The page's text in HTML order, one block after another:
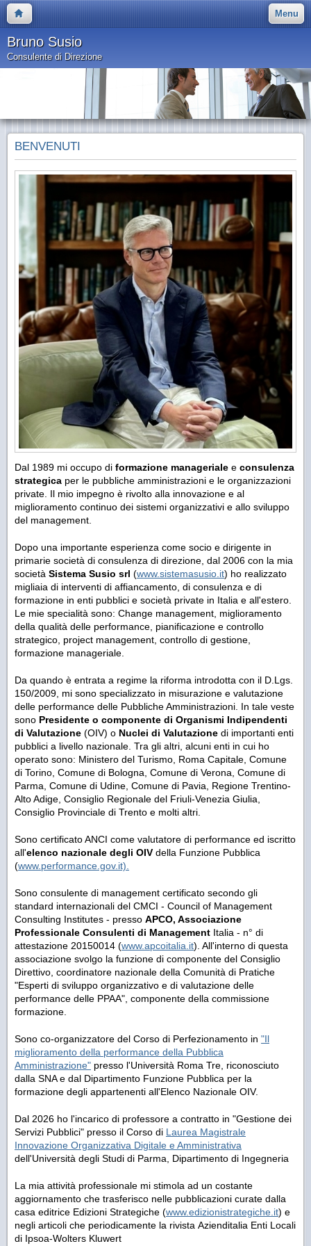
Menu
Bruno Susio
Consulente di Direzione
BENVENUTI
Dal 1989 mi occupo di formazione manageriale e consulenza
strategica per le pubbliche amministrazioni e le organizzazioni
private. Il mio impegno è rivolto alla innovazione e al
miglioramento continuo dei sistemi organizzativi e allo sviluppo
del management.
Dopo una importante esperienza come socio e dirigente in
primarie società di consulenza di direzione, dal 2006 con la mia
società Sistema Susio srl (www.sistemasusio.it) ho realizzato
migliaia di interventi di affiancamento, di consulenza e di
formazione in enti pubblici e società private in Italia e all'estero.
Le mie specialità sono: Change management, miglioramento
della qualità delle performance, pianificazione e controllo
strategico, project management, controllo di gestione,
formazione manageriale.
Da quando è entrata a regime la riforma introdotta con il D.Lgs.
150/2009, mi sono specializzato in misurazione e valutazione
delle performance delle Pubbliche Amministrazioni. In tale veste
sono Presidente o componente di Organismi Indipendenti
di Valutazione (OIV) o Nuclei di Valutazione di importanti enti
pubblici a livello nazionale. Tra gli altri, alcuni enti in cui ho
operato sono: Ministero del Turismo, Roma Capitale, Comune
di Torino, Comune di Bologna, Comune di Verona, Comune di
Parma, Comune di Udine, Comune di Pavia, Regione Trentino-
Alto Adige, Consiglio Regionale del Friuli-Venezia Giulia,
Consiglio Provinciale di Trento e molti altri.
Sono certificato ANCI come valutatore di performance ed iscritto
all'elenco nazionale degli OIV della Funzione Pubblica
(www.performance.gov.it).
Sono consulente di management certificato secondo gli
standard internazionali del CMCI - Council of Management
Consulting Institutes - presso APCO, Associazione
Professionale Consulenti di Management Italia - n° di
attestazione 20150014 (www.apcoitalia.it). All'interno di questa
associazione svolgo la funzione di componente del Consiglio
Direttivo, coordinatore nazionale della Comunità di Pratiche
"Esperti di sviluppo organizzativo e di valutazione delle
performance delle PPAA", componente della commissione
formazione.
Sono co-organizzatore del Corso di Perfezionamento in "Il
miglioramento della performance della Pubblica
Amministrazione" presso l'Università Roma Tre, riconosciuto
dalla SNA e dal Dipartimento Funzione Pubblica per la
formazione degli appartenenti all'Elenco Nazionale OIV.
Dal 2026 ho l'incarico di professore a contratto in "Gestione dei
Servizi Pubblici" presso il Corso di Laurea Magistrale
Innovazione Organizzativa Digitale e Amministrativa
dell'Università degli Studi di Parma, Dipartimento di Ingegneria
La mia attività professionale mi stimola ad un costante
aggiornamento che trasferisco nelle pubblicazioni curate dalla
casa editrice Edizioni Strategiche (www.edizionistrategiche.it) e
negli articoli che periodicamente la rivista Azienditalia Enti Locali
di Ipsoa-Wolters Kluwert